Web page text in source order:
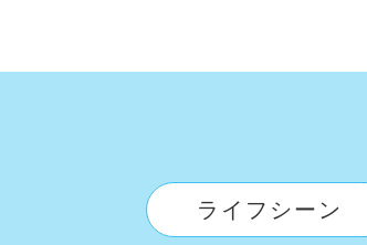
ライフシーン